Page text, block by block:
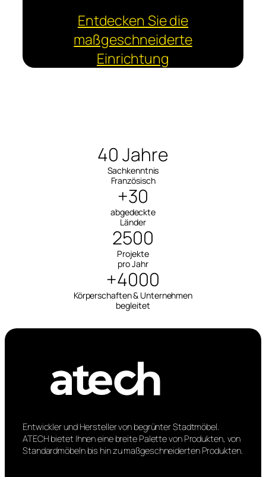
Entdecken Sie die
maßgeschneiderte
Einrichtung
40 Jahre
Sachkenntnis
Französisch
+30
abgedeckte
Länder
2500
Projekte
pro Jahr
+4000
Körperschaften & Unternehmen
begleitet
Entwickler und Hersteller von begrünter Stadtmöbel.
ATECH bietet Ihnen eine breite Palette von Produkten, von
Standardmöbeln bis hin zu maßgeschneiderten Produkten.